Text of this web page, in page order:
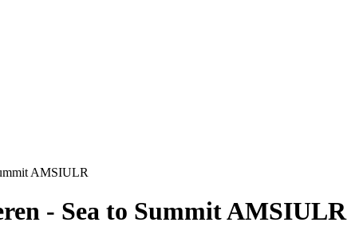
AMSIULR
- Sea to Summit AMSIULR